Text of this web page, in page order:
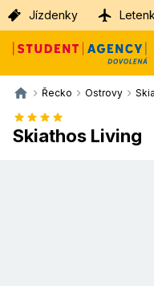
Jízdenky
Řecko Ostrovy
Skiathos Living